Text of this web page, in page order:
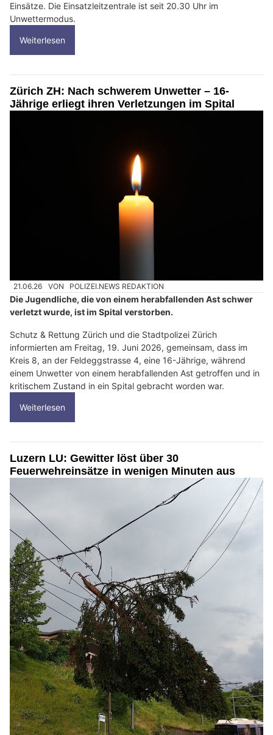
Einsätze. Die Einsatzleitzentrale ist seit 20.30 Uhr im
Unwettermodus.
Weiterlesen
Zürich ZH: Nach schwerem Unwetter – 16-
Jährige erliegt ihren Verletzungen im Spital
21.06.26 VON POLIZEI.NEWS REDAKTION
Die Jugendliche, die von einem herabfallenden Ast schwer
verletzt wurde, ist im Spital verstorben.
Schutz & Rettung Zürich und die Stadtpolizei Zürich
informierten am Freitag, 19. Juni 2026, gemeinsam, dass im
Kreis 8, an der Feldeggstrasse 4, eine 16-Jährige, während
einem Unwetter von einem herabfallenden Ast getroffen und in
kritischem Zustand in ein Spital gebracht worden war.
Weiterlesen
Luzern LU: Gewitter löst über 30
Feuerwehreinsätze in wenigen Minuten aus